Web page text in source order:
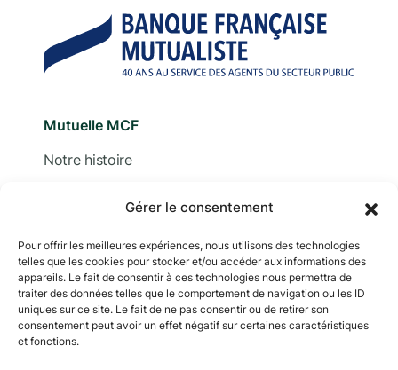
Gérer le consentement
Pour offrir les meilleures expériences, nous utilisons des technologies
telles que les cookies pour stocker et/ou accéder aux informations des
appareils. Le fait de consentir à ces technologies nous permettra de
traiter des données telles que le comportement de navigation ou les ID
uniques sur ce site. Le fait de ne pas consentir ou de retirer son
consentement peut avoir un effet négatif sur certaines caractéristiques
et fonctions.
Mutuelle MCF
Notre histoire
Adhérer
Documentation